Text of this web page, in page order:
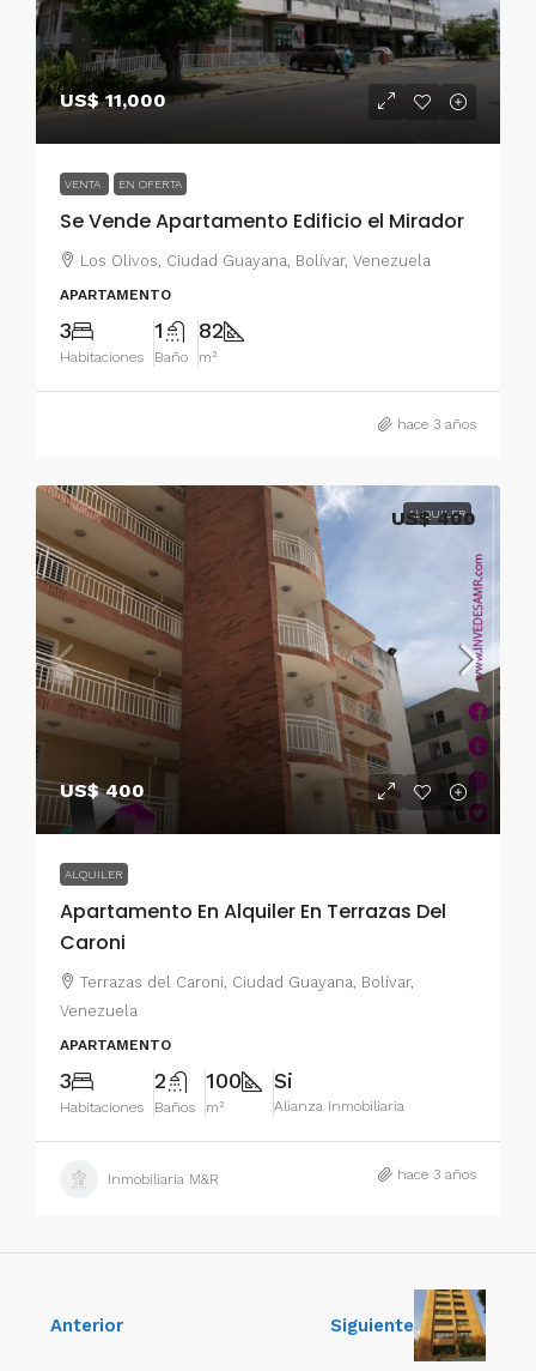
US$ 11,000
VENTA EN OFERTA
Se Vende Apartamento Edificio el Mirador
Los Olivos, Ciudad Guayana, Bolívar, Venezuela
APARTAMENTO
3
Habitaciones
1
Baño
82
m²
hace 3 años
ALQUILER
US$ 400
ALQUILER
Apartamento En Alquiler En Terrazas Del
Caroni
US$ 400
Terrazas del Caroni, Ciudad Guayana, Bolívar,
Venezuela
APARTAMENTO
3
Habitaciones
2
Baños
100
m²
Si
Alianza Inmobiliaria
Inmobiliaria M&R hace 3 años
Anterior Siguiente